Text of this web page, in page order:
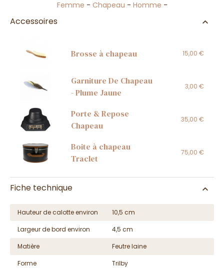
Femme - Chapeau - Homme -
Accessoires
Brosse à chapeau 15,00 €
Garniture De Chapeau
- Plume Jaune
3,00 €
Porte & Repose
Chapeau
35,00 €
Boite à chapeau
Traclet
75,00 €
Fiche technique
Hauteur de calotte environ
10,5 cm
Largeur de bord environ
4,5 cm
Matière
Feutre laine
Forme
Trilby